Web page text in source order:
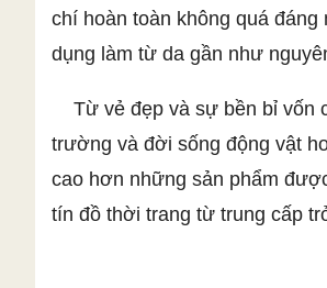
chí hoàn toàn không quá
dụng làm từ da gần như
Từ vẻ đẹp và sự bền bỉ vốn
trường và đời sống động vật
cao hơn những sản phẩm
tín đồ thời trang từ trung cấp